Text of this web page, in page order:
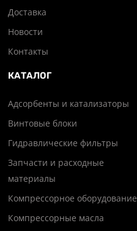
Доставка
Новости
Контакты
КАТАЛОГ
Адсорбенты и катализаторы
Винтовые блоки
Гидравлические фильтры
Запчасти и расходные
материалы
Компрессорное оборудование
Компрессорные масла